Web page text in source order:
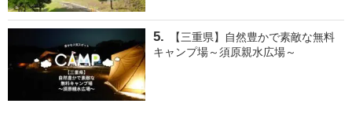
【三重県】自然豊かで素敵な無料
キャンプ場～須原親水広場～